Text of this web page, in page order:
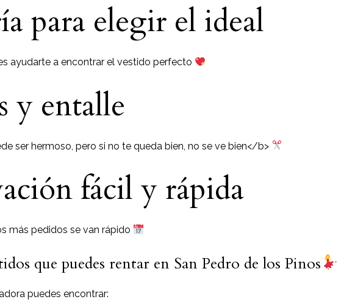
para elegir el ideal
ayudarte a encontrar el vestido perfecto
y entalle
ser hermoso, pero si no te queda bien, no se ve bien</b>
fácil y rápida
más pedidos se van rápido
que puedes rentar en San Pedro de los Pinos
puedes encontrar: